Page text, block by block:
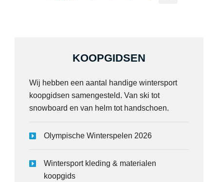
KOOPGIDSEN
Wij hebben een aantal handige wintersport
koopgidsen samengesteld. Van ski tot
snowboard en van helm tot handschoen.
Olympische Winterspelen 2026
Wintersport kleding & materialen
koopgids